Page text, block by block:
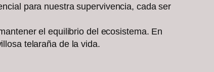
para nuestra supervivencia, cada ser
el equilibrio del ecosistema. En
telaraña de la vida.